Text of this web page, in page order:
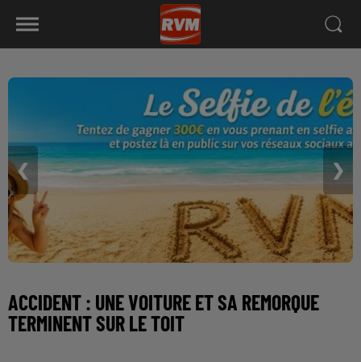
❮ ❯
ACCIDENT : UNE VOITURE ET SA REMORQUE
TERMINENT SUR LE TOIT